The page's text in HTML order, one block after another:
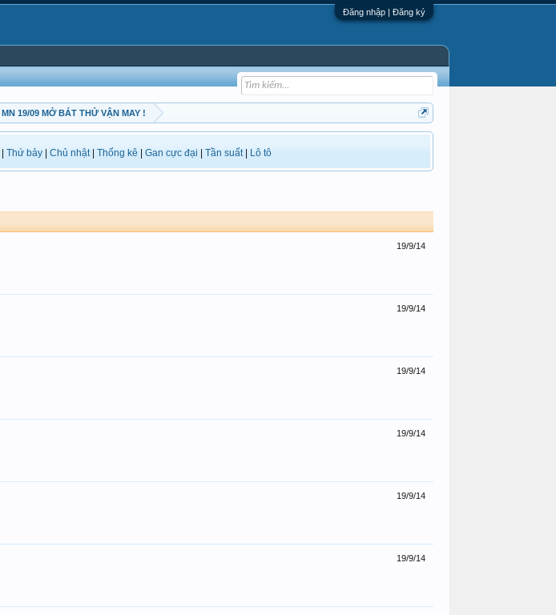
Đăng nhập | Đăng ký
MN 19/09 MỞ BÁT THỬ VẬN MAY !
Thứ bảy Chủ nhật| Thống kê Gan cực đại Tần suất| Lô tô
19/9/14
19/9/14
19/9/14
19/9/14
19/9/14
19/9/14